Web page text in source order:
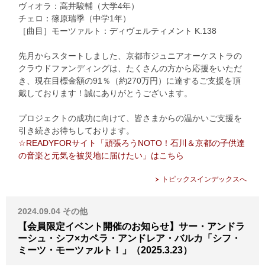
ヴィオラ：高井駿輔（大学4年）
チェロ：篠原瑞季（中学1年）
［曲目］モーツァルト：ディヴェルティメント K.138
先月からスタートしました、京都市ジュニアオーケストラの
クラウドファンディングは、たくさんの方から応援をいただ
き、現在目標金額の91％（約270万円）に達するご支援を頂
戴しております！誠にありがとうございます。
プロジェクトの成功に向けて、皆さまからの温かいご支援を
引き続きお待ちしております。
☆READYFORサイト「頑張ろうNOTO！石川＆京都の子供達
の音楽と元気を被災地に届けたい」はこちら
トピックスインデックスへ
2024.09.04 その他
【会員限定イベント開催のお知らせ】サー・アンドラ
ーシュ・シフ×カペラ・アンドレア・バルカ「シフ・
ミーツ・モーツァルト！」（2025.3.23）